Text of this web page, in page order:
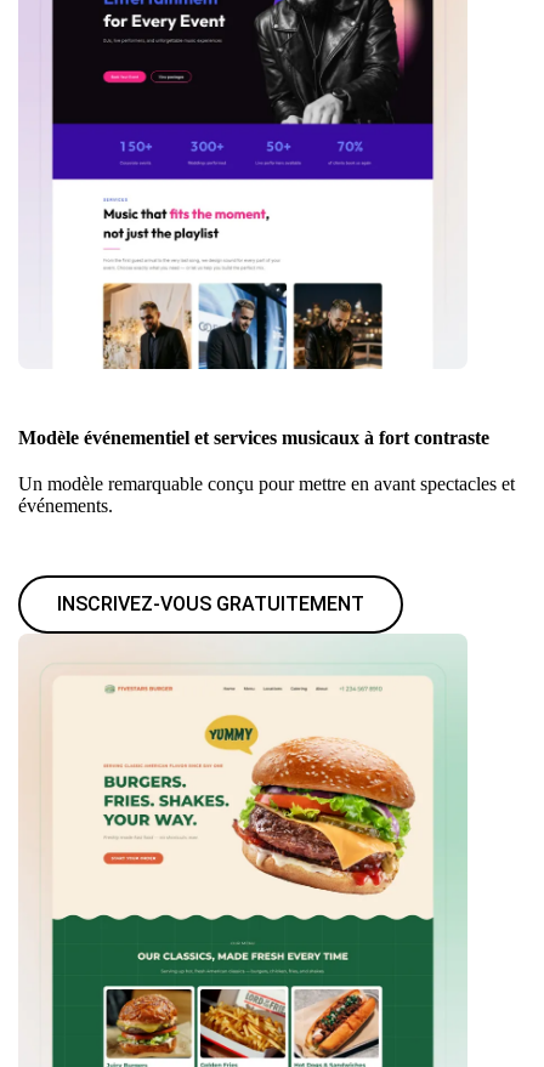
Modèle événementiel et services musicaux à fort contraste
Un modèle remarquable conçu pour mettre en avant spectacles et
événements.
INSCRIVEZ-VOUS GRATUITEMENT